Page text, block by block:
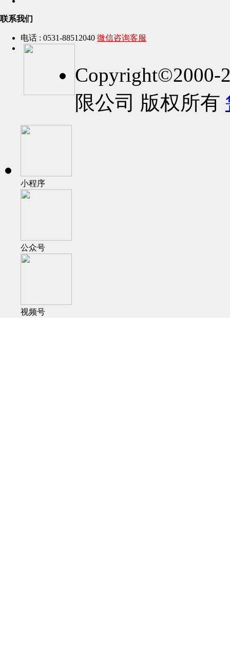
联系我们
电话 : 0531-88512040 微信咨询客服
Copyright©2000-
限公司 版权所有
小程序
公众号
视频号